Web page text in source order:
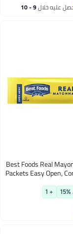
عليه خلال 9 - 10
Best Foods Real
Packets Easy Open,
Sandwiches,
with 100% Cage Free
Free, 0.38
+ 1